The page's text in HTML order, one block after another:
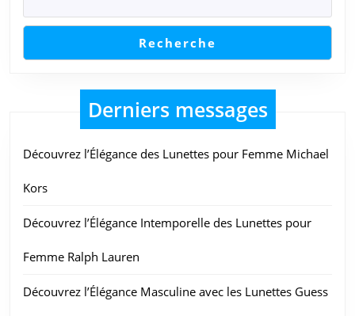
masculin
Recherche
Derniers messages
Découvrez l’Élégance des Lunettes pour Femme Michael
Kors
Découvrez l’Élégance Intemporelle des Lunettes pour
Femme Ralph Lauren
Découvrez l’Élégance Masculine avec les Lunettes Guess